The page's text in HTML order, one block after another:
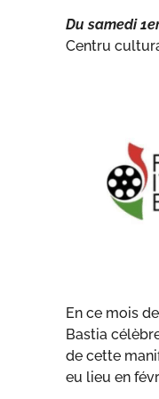
Du samedi
Centru
En ce mois
Bastia
de cette
eu lieu en